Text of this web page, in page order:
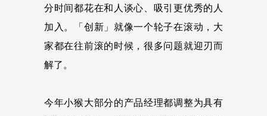
分时间都花在和人谈心、吸引更优秀的人
加入。「创新」就像一个轮子在滚动，大
家都在往前滚的时候，很多问题就迎刃而
解了。
今年小猴大部分的产品经理都调整为具有